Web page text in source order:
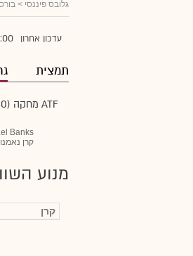
גלובס פיננסי >
עדכון אחרון
תמצית
ATF מחקה (40) אינדקס בנקים וביטוח ישראל
Banks &
קרן
מנוע